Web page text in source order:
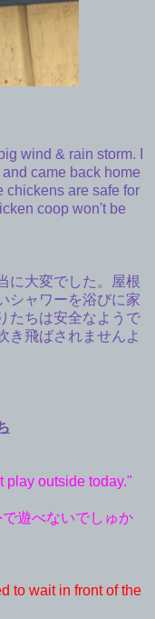
wind & rain storm. I
came back home
chickens are safe for
coop won't be
に大変でした。屋根
シャワーを浴びに家
たちは安全なようで
き飛ばされませんよ
play outside today."
遊べないでしゅか
to wait in front of the